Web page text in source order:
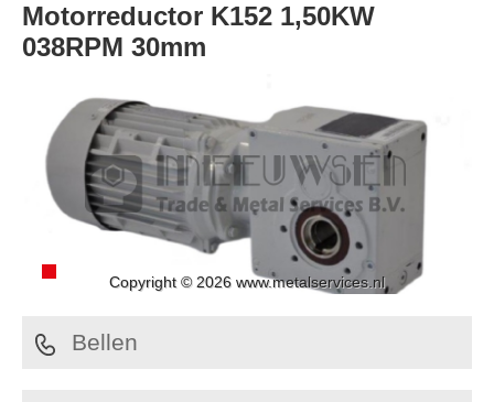
Motorreductor K152 1,50KW
038RPM 30mm
Copyright © 2026 www.metalservices.nl
Bellen